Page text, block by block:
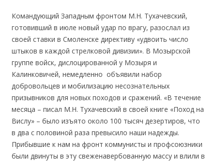
Командующий Западным фронтом М.Н. Тухачевский,
готовивший в июле новый удар по врагу, разослал из
своей ставки в Смоленске директиву «удвоить число
штыков в каждой стрелковой дивизии». В Мозырской
группе войск, дислоцированной у Мозыря и
Калинковичей, немедленно объявили набор
добровольцев и мобилизацию несознательных
призывников для новых походов и сражений. «В течение
месяца – писал М.Н. Тухачевский в своей книге «Поход на
Вислу» – было изъято около 100 тысяч дезертиров, что
в два с половиной раза превысило наши надежды.
Прибывшие к нам на фронт коммунисты и профсоюзники
были двинуты в эту свеженавербованную массу и влили в